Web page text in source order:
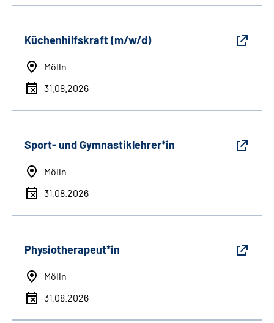
Küchenhilfskraft (m/w/d)
Mölln
31.08.2026
Sport- und Gymnastiklehrer*in
Mölln
31.08.2026
Physiotherapeut*in
Mölln
31.08.2026